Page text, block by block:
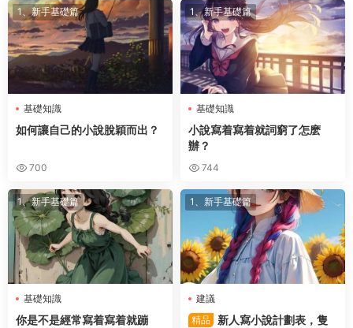
1、新手基礎篇
基礎知識
如何讓自己的小說脫穎而出？
700
1、新手基礎篇
基礎知識
小說寫着寫着就詞窮了怎麽
辦？
744
1、新手基礎篇
基礎知識
你是不是經常寫着寫着就蹦
1、新手基礎篇
建議
精品
新人寫小說計劃表，隻